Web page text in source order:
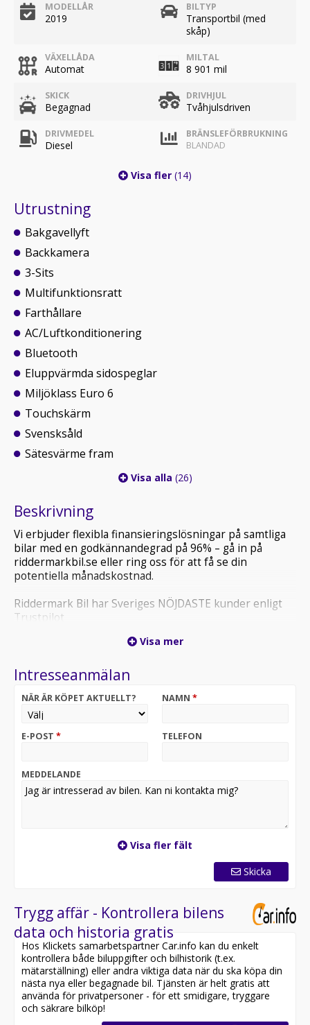
MODELLÅR
2019
BILTYP
Transportbil (med
skåp)
VÄXELLÅDA
Automat
MILTAL
8 901 mil
SKICK
Begagnad
DRIVHJUL
Tvåhjulsdriven
DRIVMEDEL
Diesel
BRÄNSLEFÖRBRUKNING
BLANDAD
Visa fler (14)
Utrustning
Bakgavellyft
Backkamera
3-Sits
Multifunktionsratt
Farthållare
AC/Luftkonditionering
Bluetooth
Eluppvärmda sidospeglar
Miljöklass Euro 6
Touchskärm
Svensksåld
Sätesvärme fram
Visa alla (26)
Beskrivning
Vi erbjuder flexibla finansieringslösningar på samtliga
bilar med en godkännandegrad på 96% – gå in på
riddermarkbil.se eller ring oss för att få se din
potentiella månadskostnad.
Riddermark Bil har Sveriges NÖJDASTE kunder enligt
Trustpilot
hemleverans i hela Sverige!*
Nu erbjuds en Volkswagen Crafter Chassi 35 från 2019
för att klara krävande arbetsdagar. Med den starka 2.0
TDI-motorn på 177 hk och en smidig automatväxellåda
om du kör i stadstrafik eller på längre sträckor.
OBS: Vänligen ring oss innan ditt besök för att
säkerställa att bilen finns i butiken, då den kan vara
placerad på en annan anläggning eller reserverad
- Apple CarPlay & Android Auto
Jämför denna bil med någon av våra andra Volkswagen
Crafter i lager. Se våra bilar på
https://www.riddermarkbil.se/kopa-bil/?series=crafter
Övrig information om bilen:
Vid blandad körning är förbrukningen endast 0.72 l/mil
Besiktigad till och med 2027-07-31
Visa mer
Intresseanmälan
NÄR ÄR KÖPET AKTUELLT? NAMN *
E-POST * TELEFON
MEDDELANDE
Visa fler fält
Skicka
Trygg affär - Kontrollera bilens
data och historia gratis
Hos Klickets samarbetspartner Car.info kan du enkelt
kontrollera både biluppgifter och bilhistorik (t.ex.
mätarställning) eller andra viktiga data när du ska köpa din
nästa nya eller begagnade bil. Tjänsten är helt gratis att
använda för privatpersoner - för ett smidigare, tryggare
och säkrare bilköp!